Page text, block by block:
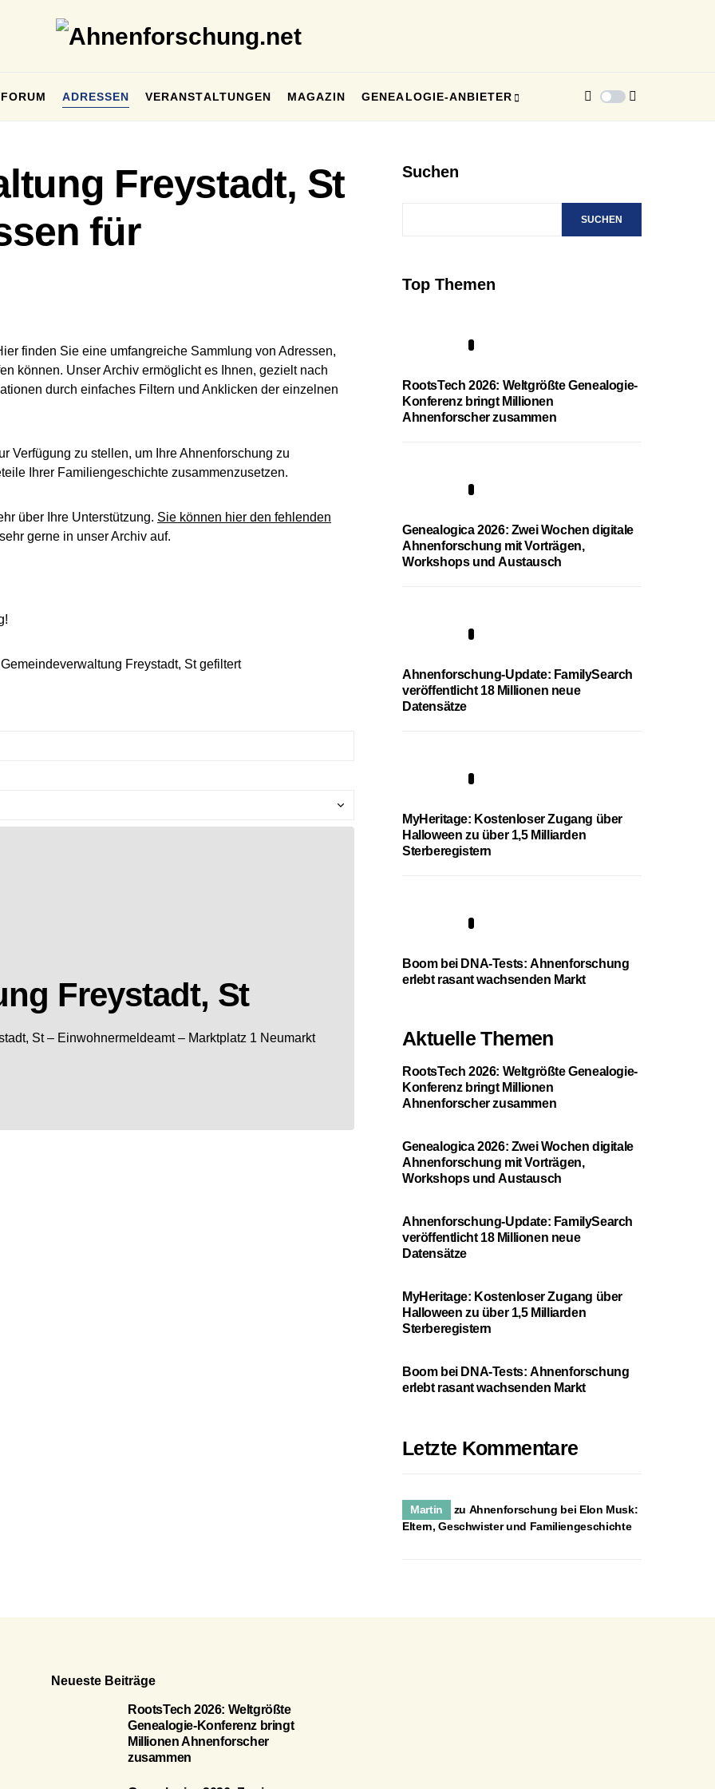
FORUM ADRESSEN VERANSTALTUNGEN MAGAZIN GENEALOGIE-ANBIETER
Freystadt, St
für
finden Sie eine umfangreiche Sammlung von Adressen,
können. Unser Archiv ermöglicht es Ihnen, gezielt nach
durch einfaches Filtern und Anklicken der einzelnen
Verfügung zu stellen, um Ihre Ahnenforschung zu
Ihrer Familiengeschichte zusammenzusetzen.
über Ihre Unterstützung. Sie können hier den fehlenden
gerne in unser Archiv auf.
Freystadt, St gefiltert
Freystadt, St
St – Einwohnermeldeamt – Marktplatz 1 Neumarkt
Suchen
SUCHEN
Top Themen
RootsTech 2026: Weltgrößte Genealogie-
Konferenz bringt Millionen
Ahnenforscher zusammen
Genealogica 2026: Zwei Wochen digitale
Ahnenforschung mit Vorträgen,
Workshops und Austausch
Ahnenforschung-Update: FamilySearch
veröffentlicht 18 Millionen neue
Datensätze
MyHeritage: Kostenloser Zugang über
Halloween zu über 1,5 Milliarden
Sterberegistern
Boom bei DNA-Tests: Ahnenforschung
erlebt rasant wachsenden Markt
Aktuelle Themen
RootsTech 2026: Weltgrößte Genealogie-
Konferenz bringt Millionen
Ahnenforscher zusammen
Genealogica 2026: Zwei Wochen digitale
Ahnenforschung mit Vorträgen,
Workshops und Austausch
Ahnenforschung-Update: FamilySearch
veröffentlicht 18 Millionen neue
Datensätze
MyHeritage: Kostenloser Zugang über
Halloween zu über 1,5 Milliarden
Sterberegistern
Boom bei DNA-Tests: Ahnenforschung
erlebt rasant wachsenden Markt
Letzte Kommentare
Martin zu Ahnenforschung bei Elon Musk:
Eltern, Geschwister und Familiengeschichte
Neueste Beiträge
RootsTech 2026: Weltgrößte
Genealogie-Konferenz bringt
Millionen Ahnenforscher
zusammen